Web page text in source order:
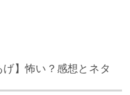
】怖い？感想とネタ